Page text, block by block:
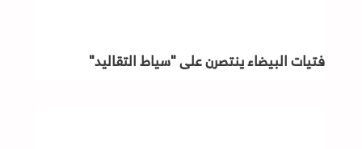
فتيات البيضاء ينتصرن على "سياط التقاليد"